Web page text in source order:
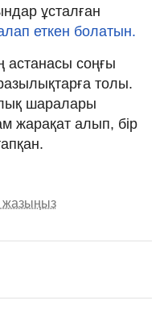
ұсталған
еткен болатын.
астанасы соңғы
толы.
шаралары
жарақат алып, бір
жазыңыз